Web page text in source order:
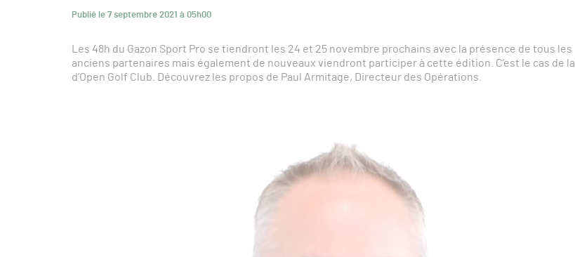
Publié le 7 septembre 2021 à 05h00
Les 48h du Gazon Sport Pro se tiendront les 24 et 25 novembre prochains avec la présence de tous les
anciens partenaires mais également de nouveaux viendront participer à cette édition. C’est le cas de la
d’Open Golf Club. Découvrez les propos de Paul Armitage, Directeur des Opérations.